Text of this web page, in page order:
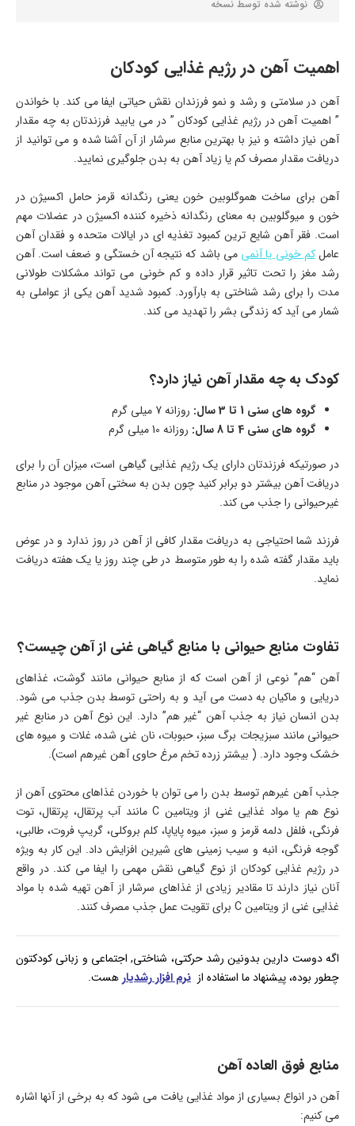
نوشته شده توسط نسخه
اهمیت آهن در رژیم غذایی کودکان
آهن در سلامتی و رشد و نمو فرزندان نقش حیاتی ایفا می کند. با خواندن
” اهمیت آهن در رژیم غذایی کودکان ” در می یابید فرزندتان به چه مقدار
آهن نیاز داشته و نیز با بهترین منابع سرشار از آن آشنا شده و می توانید از
دریافت مقدار مصرف کم یا زیاد آهن به بدن جلوگیری نمایید.
آهن برای ساخت هموگلوبین خون یعنی رنگدانه قرمز حامل اکسیژن در
خون و میوگلوبین به معنای رنگدانه ذخیره کننده اکسیژن در عضلات مهم
است. فقر آهن شایع ترین کمبود تغذیه ای در ایالات متحده و فقدان آهن
عاملکم خونی یا آنمی می باشد که نتیجه آن خستگی و ضعف است. آهن
رشد مغز را تحت تاثیر قرار داده و کم خونی می تواند مشکلات طولانی
مدت را برای رشد شناختی به بارآورد. کمبود شدید آهن یکی از عواملی به
شمار می آید که زندگی بشر را تهدید می کند.
کودک به چه مقدار آهن نیاز دارد؟
گروه های سنی 1 تا 3 سال:
روزانه 7 میلی گرم
گروه های سنی 4 تا 8 سال:
روزانه 10 میلی گرم
در صورتیکه فرزندتان دارای یک رژیم غذایی گیاهی است، میزان آن را برای
دریافت آهن بیشتر دو برابر کنید چون بدن به سختی آهن موجود در منابع
غیرحیوانی را جذب می کند.
فرزند شما احتیاجی به دریافت مقدار کافی از آهن در روز ندارد و در عوض
باید مقدار گفته شده را به طور متوسط در طی چند روز یا یک هفته دریافت
نماید.
تفاوت منابع حیوانی با منابع گیاهی غنی از آهن چیست؟
آهن “هم” نوعی از آهن است که از منابع حیوانی مانند گوشت، غذاهای
دریایی و ماکیان به دست می آید و به راحتی توسط بدن جذب می شود.
بدن انسان نیاز به جذب آهن “غیر هم” دارد. این نوع آهن در منابع غیر
حیوانی مانند سبزیجات برگ سبز، حبوبات، نان غنی شده، غلات و میوه های
خشک وجود دارد. ( بیشتر زرده تخم مرغ حاوی آهن غیرهم است).
جذب آهن غیرهم توسط بدن را می توان با خوردن غذاهای محتوی آهن از
نوع هم یا مواد غذایی غنی از ویتامین C مانند آب پرتقال، پرتقال، توت
فرنگی، فلفل دلمه قرمز و سبز، میوه پایاپا، کلم بروکلی، گریپ فروت، طالبی،
گوجه فرنگی، انبه و سیب زمینی های شیرین افزایش داد. این کار به ویژه
در رژیم غذایی کودکان از نوع گیاهی نقش مهمی را ایفا می کند. در واقع
آنان نیاز دارند تا مقادیر زیادی از غذاهای سرشار از آهن تهیه شده با مواد
غذایی غنی از ویتامین C برای تقویت عمل جذب مصرف کنند.
اگه دوست دارین بدونین رشد حرکتی، شناختی, اجتماعی و زبانی کودکتون
چطور بوده، پیشنهاد ما استفاده از نرم افزار رشدیارهست.
منابع فوق العاده آهن
آهن در انواع بسیاری از مواد غذایی یافت می شود که به برخی از آنها اشاره
می کنیم: